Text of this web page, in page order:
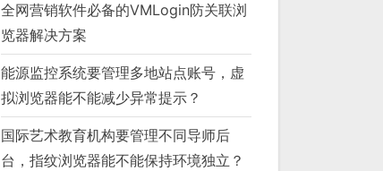
全网营销软件必备的VMLogin防关联浏
览器解决方案
能源监控系统要管理多地站点账号，虚
拟浏览器能不能减少异常提示？
国际艺术教育机构要管理不同导师后
台，指纹浏览器能不能保持环境独立？